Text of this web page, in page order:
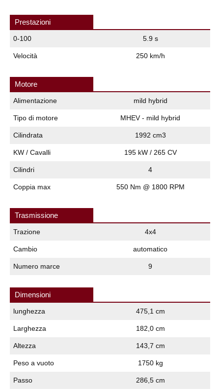
Prestazioni
0-100 5.9 s
Velocità 250 km/h
Motore
Alimentazione mild hybrid
Tipo di motore MHEV - mild hybrid
Cilindrata 1992 cm3
KW / Cavalli 195 kW / 265 CV
Cilindri 4
Coppia max 550 Nm @ 1800 RPM
Trasmissione
Trazione 4x4
Cambio automatico
Numero marce 9
Dimensioni
lunghezza 475,1 cm
Larghezza 182,0 cm
Altezza 143,7 cm
Peso a vuoto 1750 kg
Passo 286,5 cm